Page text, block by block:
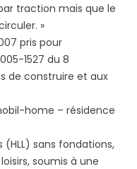
traction mais que le
»
pris pour
1527 du 8
de construire et aux
home – résidence
(HLL) sans fondations,
soumis à une